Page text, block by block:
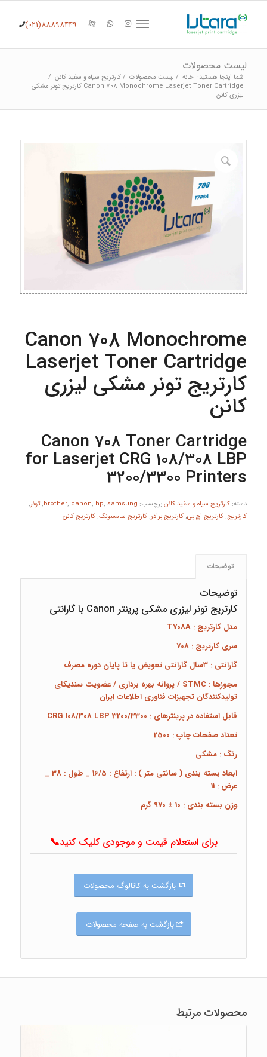
(021)88898449
لیست محصولات
شما اینجا هستید: خانه / لیست محصولات / کارتریج سیاه و سفید کانن /
Canon 708 Monochrome Laserjet Toner Cartridge کارتریج تونر مشکی
لیزری کانن...
Canon 708 Monochrome
Laserjet Toner Cartridge
کارتریج تونر مشکی لیزری
کانن
Canon 708 Toner Cartridge
for Laserjet CRG 108/308 LBP
3200/3300 Printers
دسته: کارتریج سیاه و سفید کانن برچسب: brother, canon, hp, samsung
,تونر,
کارتریج,کارتریج اچ پی,کارتریج برادر,کارتریج سامسونگ,کارتریج کانن
توضیحات
توضیحات
کارتریج تونر لیزری مشکی پرینتر Canon با گارانتی
مدل کارتریج : T708A
سری کارتریج : 708
گارانتی : ۳سال گارانتی تعویض یا تا پایان دوره مصرف
مجوزها : STMC / پروانه بهره برداری / عضویت سندیکای
تولیدکنندگان تجهیزات فناوری اطلاعات ایران
قابل استفاده در پرینترهای : CRG 108/308 LBP 3200/3300
تعداد صفحات چاپ : 2500
رنگ : مشکی
ابعاد بسته بندی ( سانتی متر ) : ارتفاع :
16/5 _ طول : 38 _
عرض : 11
وزن بسته بندی : 10 ± 970 گرم
برای استعلام قیمت و موجودی کلیک کنید📞
بازگشت به کاتالوگ محصولات
بازگشت به صفحه محصولات
محصولات مرتبط